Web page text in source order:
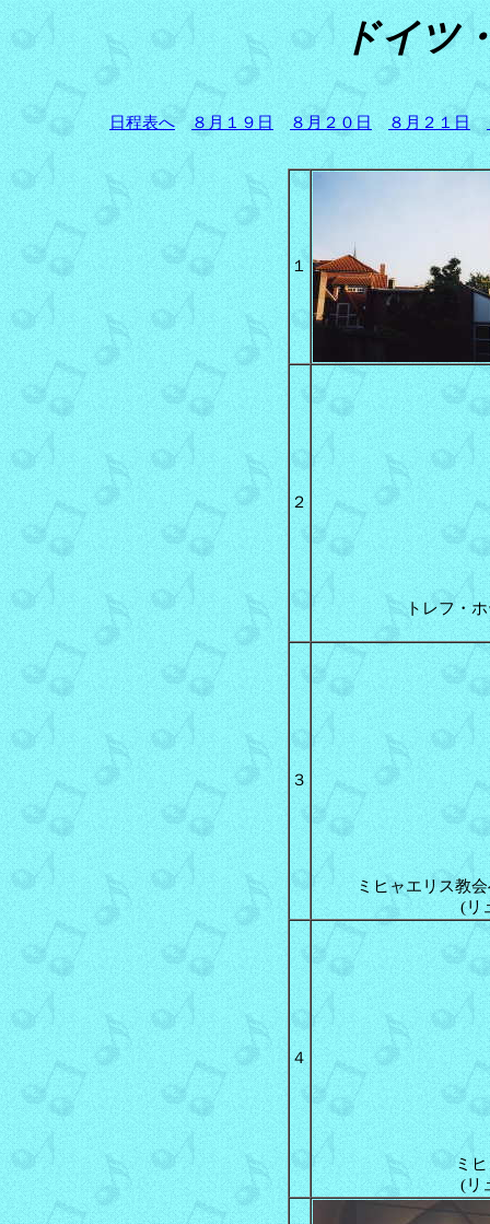
ドイツ
日程表へ ８月１９日 ８月２０日 ８月２１日
１
２
トレフ・
３
ミヒャエリス教
(リ
４
ミ
(リ